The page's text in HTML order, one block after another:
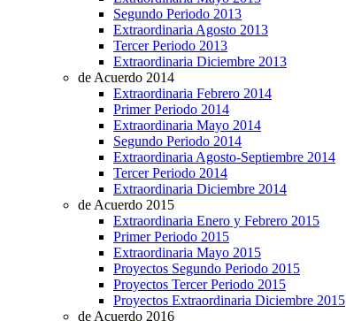
Segundo Periodo 2013
Extraordinaria Agosto 2013
Tercer Periodo 2013
Extraordinaria Diciembre 2013
de Acuerdo 2014
Extraordinaria Febrero 2014
Primer Periodo 2014
Extraordinaria Mayo 2014
Segundo Periodo 2014
Extraordinaria Agosto-Septiembre 2014
Tercer Periodo 2014
Extraordinaria Diciembre 2014
de Acuerdo 2015
Extraordinaria Enero y Febrero 2015
Primer Periodo 2015
Extraordinaria Mayo 2015
Proyectos Segundo Periodo 2015
Proyectos Tercer Periodo 2015
Proyectos Extraordinaria Diciembre 2015
de Acuerdo 2016